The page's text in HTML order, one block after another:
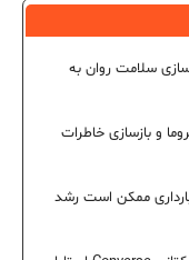
سلامت روان به
و بازسازی خاطرات
ممکن است رشد